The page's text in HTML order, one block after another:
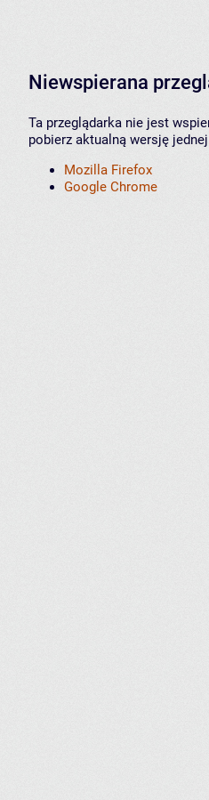
Niewspierana
Ta przeglądarka nie jest
pobierz aktualną wersję
Mozilla Firefox
Google Chrome